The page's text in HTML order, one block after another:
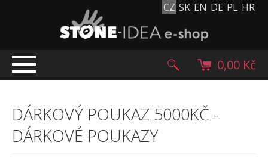
CZ SK EN DE PL HR
TOP NABÍDKA
PRODUKTY
Mlatové povrchy
0,00 Kč
DÁRKOVÝ POUKAZ 5000KČ -
DÁRKOVÉ POUKAZY